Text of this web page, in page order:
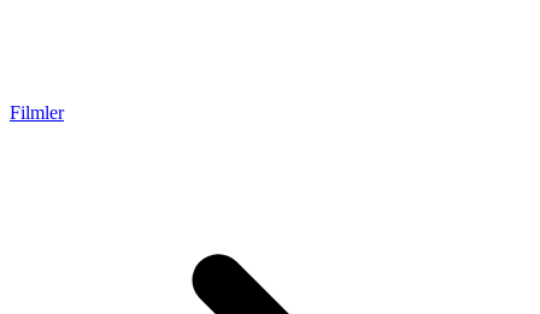
Filmler